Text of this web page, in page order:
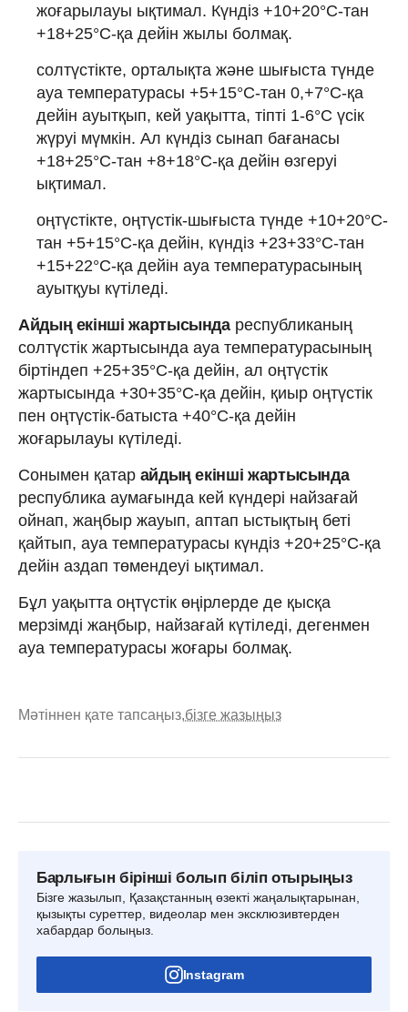
жоғарылауы ықтимал. Күндіз +10+20°С-тан
+18+25°С-қа дейін жылы болмақ.
солтүстікте, орталықта және шығыста түнде
ауа температурасы +5+15°С-тан 0,+7°С-қа
дейін ауытқып, кей уақытта, тіпті 1-6°С үсік
жүруі мүмкін. Ал күндіз сынап бағанасы
+18+25°С-тан +8+18°С-қа дейін өзгеруі
ықтимал.
оңтүстікте, оңтүстік-шығыста түнде +10+20°С-
тан +5+15°С-қа дейін, күндіз +23+33°С-тан
+15+22°С-қа дейін ауа температурасының
ауытқуы күтіледі.
Айдың екінші жартысындареспубликаның
солтүстік жартысында ауа температурасының
біртіндеп +25+35°С-қа дейін, ал оңтүстік
жартысында +30+35°С-қа дейін, қиыр оңтүстік
пен оңтүстік-батыста +40°С-қа дейін
жоғарылауы күтіледі.
Сонымен қатар айдың екінші жартысында
республика аумағында кей күндері найзағай
ойнап, жаңбыр жауып, аптап ыстықтың беті
қайтып, ауа температурасы күндіз +20+25°С-қа
дейін аздап төмендеуі ықтимал.
Бұл уақытта оңтүстік өңірлерде де қысқа
мерзімді жаңбыр, найзағай күтіледі, дегенмен
ауа температурасы жоғары болмақ.
Мәтіннен қате тапсаңыз,бізге жазыңыз
Барлығын бірінші болып біліп отырыңыз
Бізге жазылып, Қазақстанның өзекті жаңалықтарынан,
қызықты суреттер, видеолар мен эксклюзивтерден
хабардар болыңыз.
Instagram